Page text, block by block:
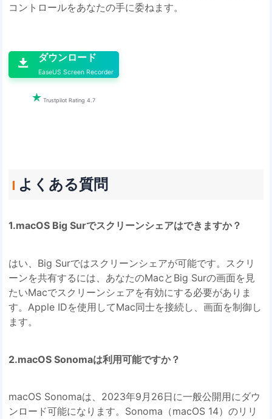
コントロールをあなたの手に委ねます。
 ダウンロード
EaseUS Screen Recorder
 Trustpilot Rating 4.7
よくある質問
1.macOS Big Surでスクリーンシェアはできますか？
はい、Big Surではスクリーンシェアが可能です。スクリ
ーンを共有するには、あなたのMacとBig Surの画面を見
たいMacでスクリーンシェアを有効にする必要がありま
す。Apple IDを使用してMac同士を接続し、画面を制御し
ます。
2.macOS Sonomaは利用可能ですか？
macOS Sonomaは、2023年9月26日に一般公開用にダウ
ンロード可能になります。Sonoma（macOS 14）のリリ